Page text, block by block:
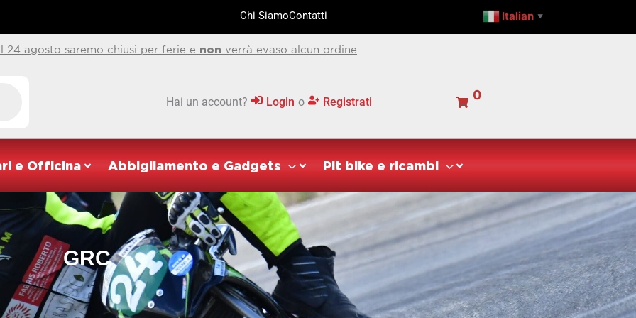
Chi SiamoContatti Italian ▼
24 agosto saremo chiusi per ferie e non verrà evaso alcun ordine
Hai un account? Login o Registrati 0
e Officina Abbigliamento e Gadgets Pit bike e ricambi
GRC